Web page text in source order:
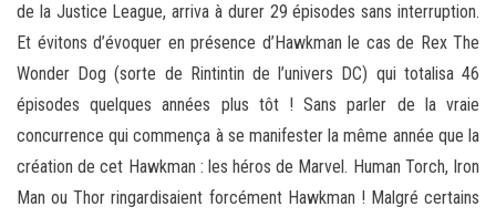
de la Justice League, arriva à durer 29 épisodes sans interruption.
Et évitons d’évoquer en présence d’Hawkman le cas de Rex The
Wonder Dog (sorte de Rintintin de l’univers DC) qui totalisa 46
épisodes quelques années plus tôt ! Sans parler de la vraie
concurrence qui commença à se manifester la même année que la
création de cet Hawkman : les héros de Marvel. Human Torch, Iron
Man ou Thor ringardisaient forcément Hawkman ! Malgré certains